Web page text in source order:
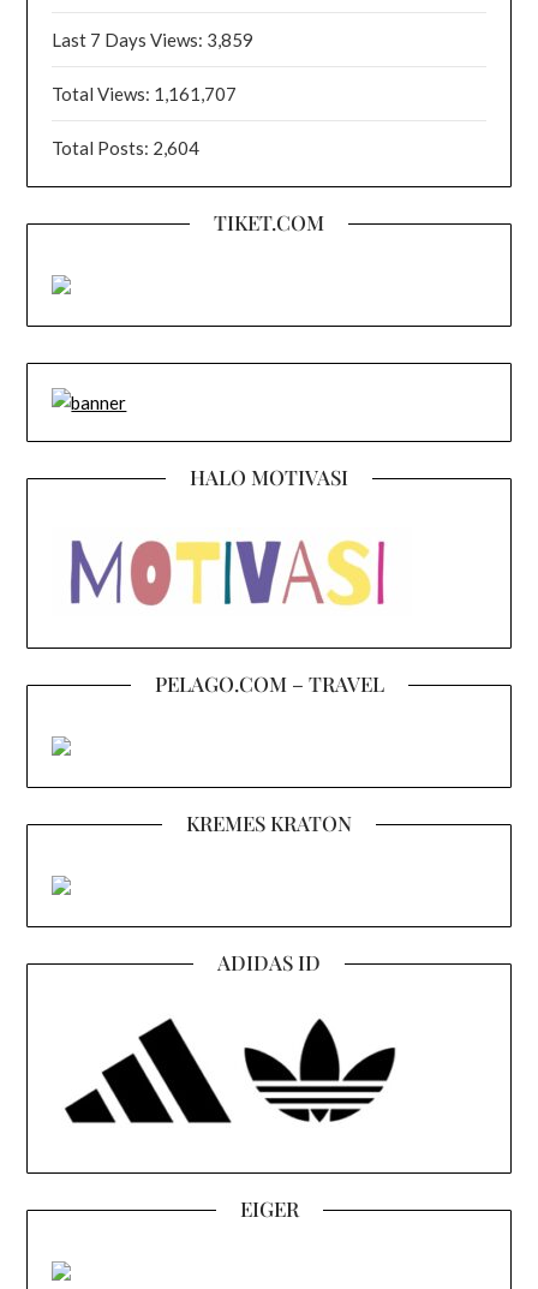
Last 7 Days Views: 3,859
Total Views: 1,161,707
Total Posts: 2,604
TIKET.COM
HALO MOTIVASI
PELAGO.COM – TRAVEL
KREMES KRATON
ADIDAS ID
EIGER